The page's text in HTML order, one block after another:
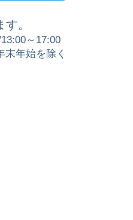
。
～17:00
年始を除く